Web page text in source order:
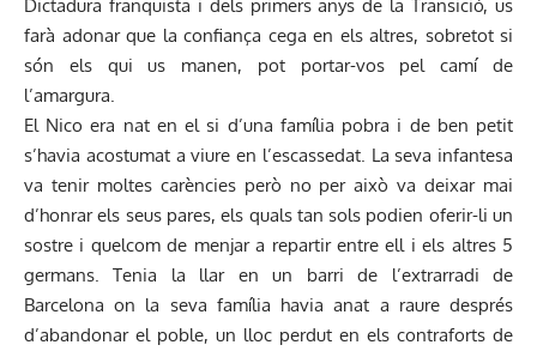
Dictadura franquista i dels primers anys de la Transició, us
farà adonar que la confiança cega en els altres, sobretot si
són els qui us manen, pot portar-vos pel camí de
l’amargura.
El Nico era nat en el si d’una família pobra i de ben petit
s’havia acostumat a viure en l’escassedat. La seva infantesa
va tenir moltes carències però no per això va deixar mai
d’honrar els seus pares, els quals tan sols podien oferir-li un
sostre i quelcom de menjar a repartir entre ell i els altres 5
germans. Tenia la llar en un barri de l’extrarradi de
Barcelona on la seva família havia anat a raure després
d’abandonar el poble, un lloc perdut en els contraforts de